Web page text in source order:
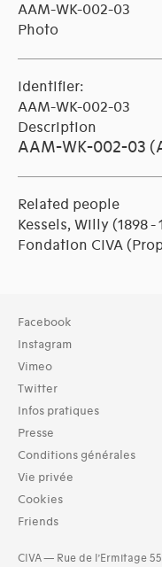
AAM-WK-002-03
Photo
Identifier:
AAM-WK-002-03
Description
AAM-WK-002-03
Related people
Kessels, Willy (1898 -
Fondation CIVA
Facebook
Instagram
Vimeo
Twitter
Infos pratiques
Presse
Conditions générales
Vie privée
Cookies
Friends
CIVA — Rue de l’Ermitage